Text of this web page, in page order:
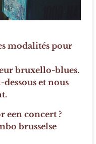
modalités pour
bruxello-blues.
et nous
een concert ?
brusselse